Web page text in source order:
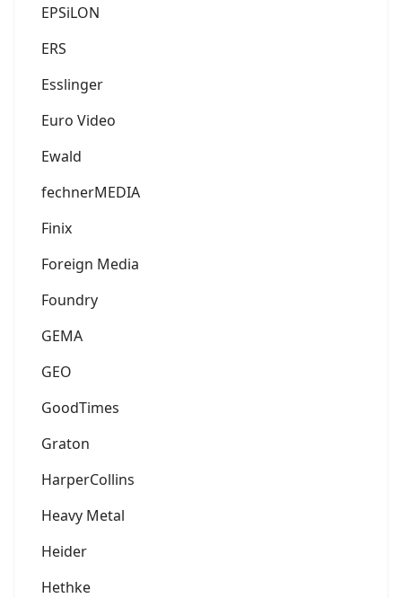
EPSiLON
ERS
Esslinger
Euro Video
Ewald
fechnerMEDIA
Finix
Foreign Media
Foundry
GEMA
GEO
GoodTimes
Graton
HarperCollins
Heavy Metal
Heider
Hethke